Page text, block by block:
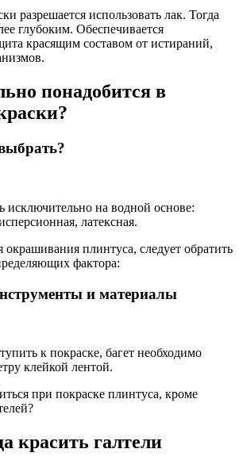
разрешается использовать лак. Тогда
глубоким. Обеспечивается
красящим составом от истираний,
понадобится в
исключительно на водной основе:
латексная.
плинтуса, следует обратить
фактора:
и материалы
к покраске, багет необходимо
клейкой лентой.
при покраске плинтуса, кроме
красить галтели